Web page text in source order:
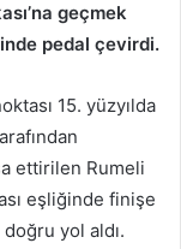
geçmek
pedal çevirdi.
15. yüzyılda
ettirilen Rumeli
eşliğinde finişe
yol aldı.